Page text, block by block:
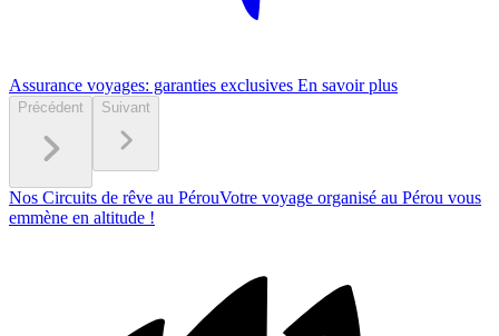
Assurance voyages: garanties exclusives En savoir plus
Précédent Suivant
Nos Circuits de rêve au PérouVotre voyage organisé au Pérou vous
emmène en altitude !